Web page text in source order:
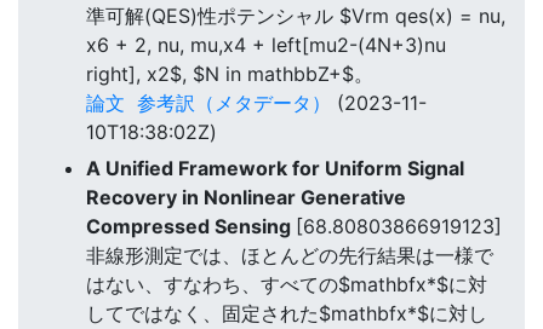
準可解(QES)性ポテンシャル $Vrm qes(x) = nu,
x6 + 2, nu, mu,x4 + left[mu2-(4N+3)nu
right], x2$, $N in mathbbZ+$。
論文 参考訳（メタデータ）
(2023-11-
10T18:38:02Z)
A Unified Framework for Uniform Signal
Recovery in Nonlinear Generative
Compressed Sensing [68.80803866919123]
非線形測定では、ほとんどの先行結果は一様で
はない、すなわち、すべての$mathbfx*$に対
してではなく、固定された$mathbfx*$に対し